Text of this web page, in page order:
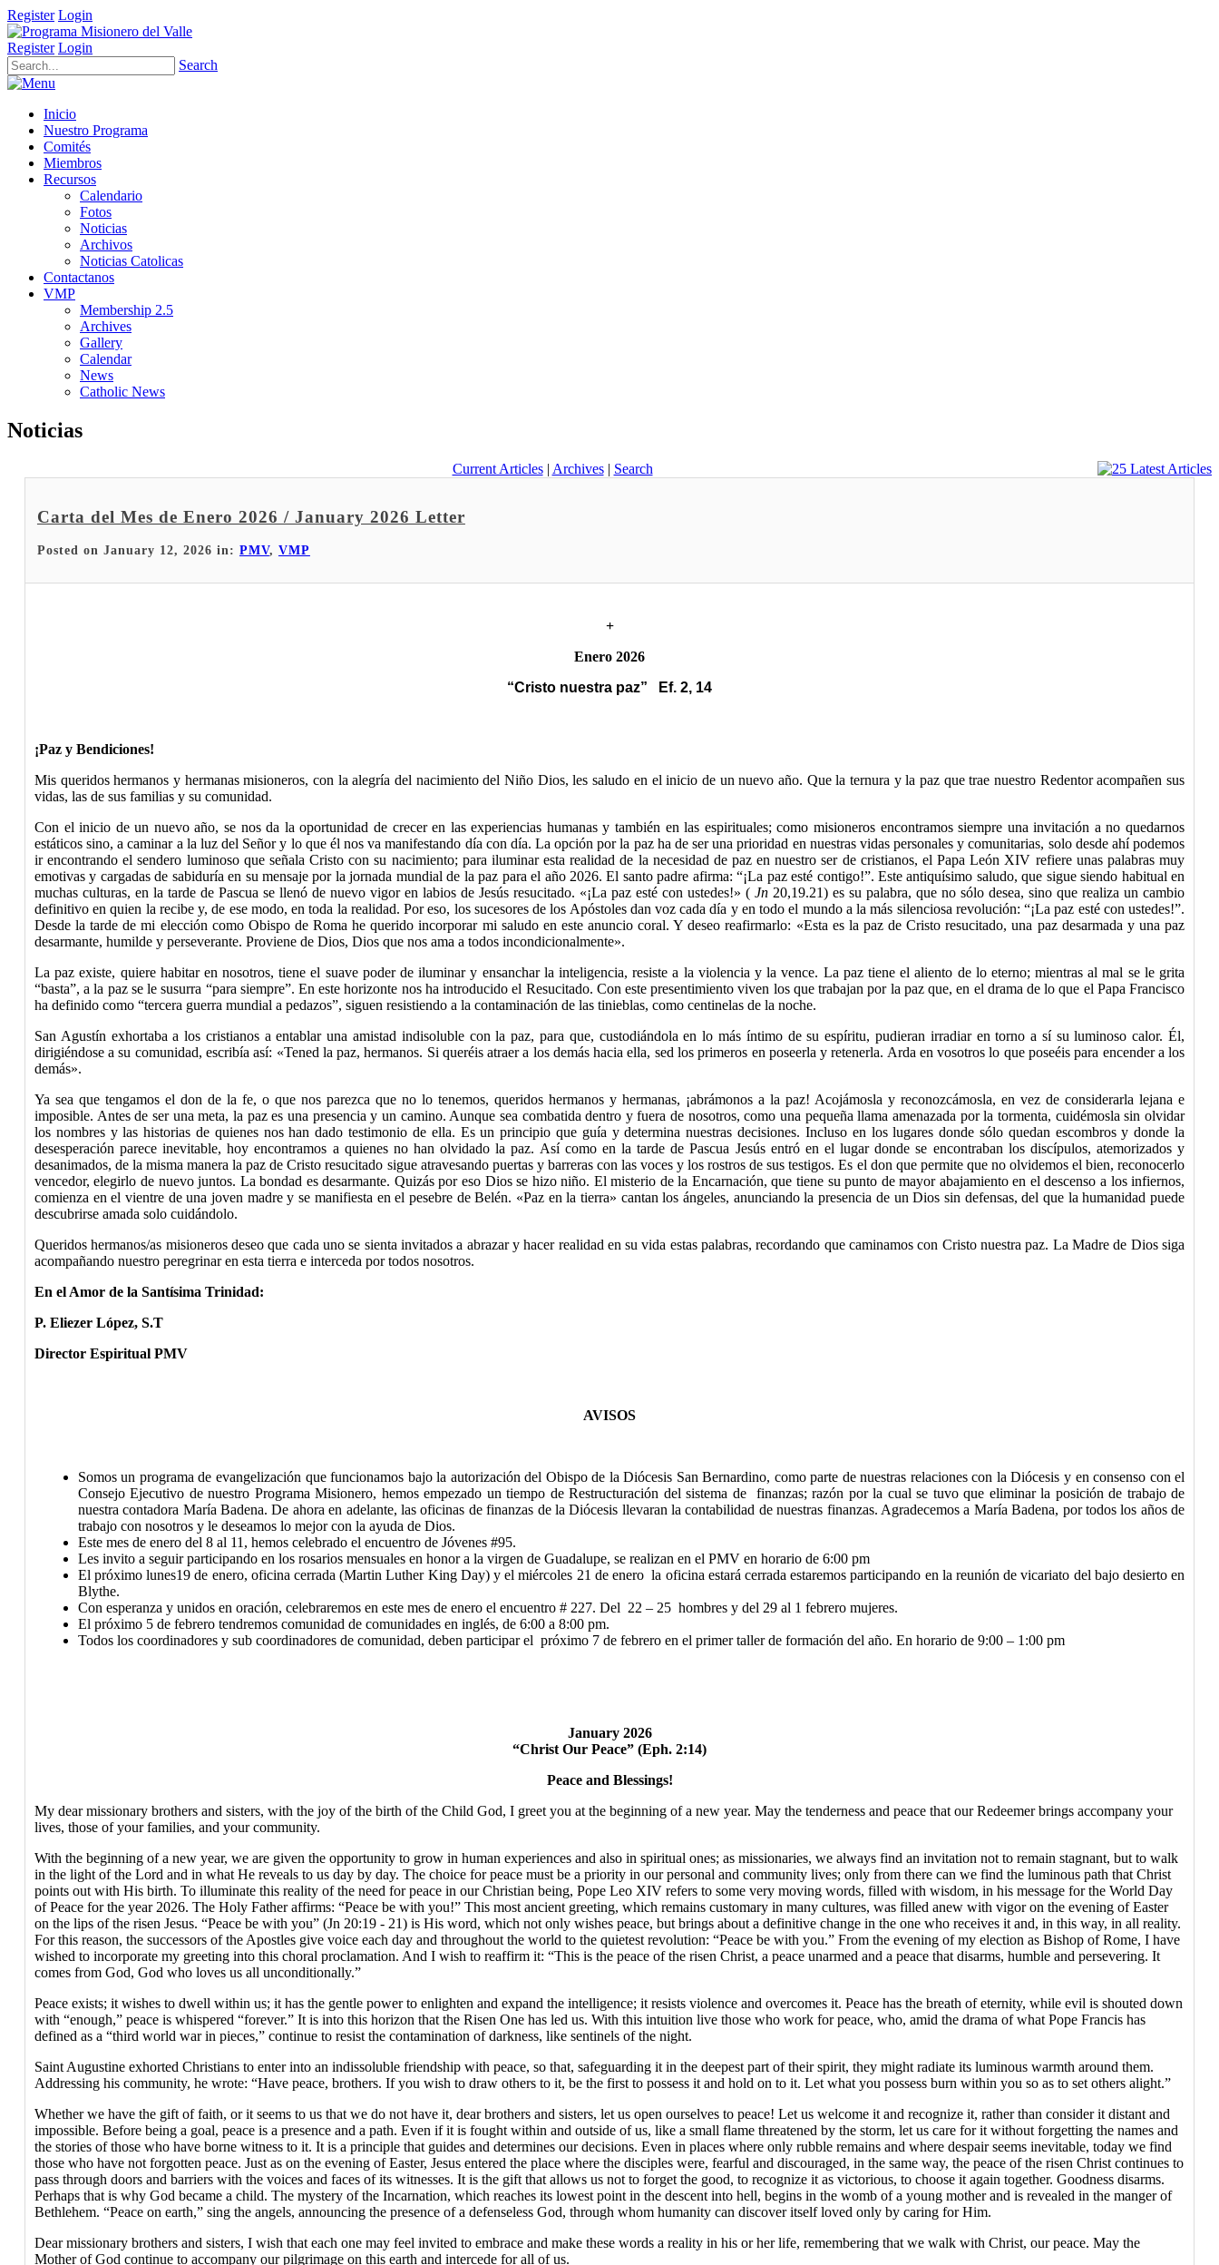
Register Login
Register Login
Search
Inicio
Nuestro Programa
Comités
Miembros
Recursos
Calendario
Fotos
Noticias
Archivos
Noticias Catolicas
Contactanos
VMP
Membership 2.5
Archives
Gallery
Calendar
News
Catholic News
Noticias
Current Articles| Archives| Search
Carta del Mes de Enero 2026 / January 2026 Letter
Posted on January 12, 2026 in: PMV, VMP
+
Enero 2026
“Cristo nuestra paz” Ef. 2, 14
¡Paz y Bendiciones!
Mis queridos hermanos y hermanas misioneros, con la alegría del nacimiento del Niño Dios, les saludo en el inicio de un nuevo año. Que la ternura y la paz que trae nuestro Redentor acompañen sus
vidas, las de sus familias y su comunidad.
Con el inicio de un nuevo año, se nos da la oportunidad de crecer en las experiencias humanas y también en las espirituales; como misioneros encontramos siempre una invitación a no quedarnos
estáticos sino, a caminar a la luz del Señor y lo que él nos va manifestando día con día. La opción por la paz ha de ser una prioridad en nuestras vidas personales y comunitarias, solo desde ahí podemos
ir encontrando el sendero luminoso que señala Cristo con su nacimiento; para iluminar esta realidad de la necesidad de paz en nuestro ser de cristianos, el Papa León XIV refiere unas palabras muy
emotivas y cargadas de sabiduría en su mensaje por la jornada mundialde la paz para el año 2026. El santo padre afirma: “¡La paz esté contigo!”. Este antiquísimo saludo, que sigue siendo habitual en
muchas culturas, en la tarde de Pascua se llenó de nuevo vigor en labios de Jesús resucitado. «¡La paz esté con ustedes!» (Jn 20,19.21) es su palabra, que no sólo desea, sino que realiza un cambio
definitivo en quien la recibe y, de ese modo, en toda la realidad. Por eso, los sucesores de los Apóstoles dan voz cada día y en todo el mundo a la más silenciosa revolución:“¡La paz esté con ustedes!”.
Desde la tarde de mi elección como Obispo de Roma he querido incorporar mi saludo en este anuncio coral. Y deseo reafirmarlo: «Esta es la paz de Cristo resucitado, una paz desarmada y una paz
desarmante, humilde y perseverante. Proviene de Dios, Dios que nos ama a todos incondicionalmente».
La paz existe, quiere habitar en nosotros, tiene el suave poder de iluminar y ensanchar la inteligencia, resiste a la violencia y la vence. La paz tiene el aliento de lo eterno; mientras al mal se le grita
“basta”, a la paz se le susurra “para siempre”. En este horizonte nos ha introducido el Resucitado. Con este presentimiento viven los que trabajan por la paz que, en el drama de lo que el Papa Francisco
ha definido como “tercera guerra mundial a pedazos”, siguen resistiendo a la contaminación de las tinieblas, como centinelas de la noche.
San Agustín exhortaba a los cristianos a entablar una amistad indisoluble con la paz, para que, custodiándola en lo más íntimo de su espíritu, pudieran irradiar en torno a sí su luminoso calor. Él,
dirigiéndose a su comunidad, escribía así: «Tened la paz, hermanos. Si queréis atraer a los demás hacia ella, sed los primeros en poseerla y retenerla. Arda en vosotros lo que poseéis para encender a los
demás».
Ya sea que tengamos el don de la fe, o que nos parezca que no lo tenemos, queridos hermanos y hermanas, ¡abrámonos a la paz! Acojámosla y reconozcámosla, en vez de considerarla lejana e
imposible. Antes de ser una meta, la paz es una presencia y un camino. Aunque sea combatida dentro y fuera de nosotros, como una pequeña llama amenazada por la tormenta, cuidémosla sin olvidar
los nombres y las historias de quienes nos han dado testimonio de ella. Es un principio que guía y determina nuestras decisiones. Incluso en los lugares donde sólo quedan escombros y donde la
desesperación parece inevitable, hoy encontramos a quienes no han olvidado la paz. Así como en la tarde de Pascua Jesús entró en el lugar donde se encontraban los discípulos, atemorizados y
desanimados, de la misma manera la paz de Cristo resucitado sigue atravesando puertas y barreras con las voces y los rostros de sus testigos. Es el don que permite que no olvidemos el bien, reconocerlo
vencedor, elegirlo de nuevo juntos. La bondad es desarmante. Quizás por eso Dios se hizo niño. El misterio de la Encarnación, que tiene su punto de mayor abajamiento en el descenso a los infiernos,
comienza en el vientre de una joven madre y se manifiesta en el pesebre de Belén. «Paz en la tierra» cantan los ángeles, anunciando la presencia de un Dios sin defensas, del que la humanidad puede
descubrirse amada solo cuidándolo.
Queridos hermanos/as misioneros deseo que cada uno se sienta invitados a abrazar y hacer realidad en su vida estas palabras, recordando que caminamos con Cristo nuestra paz. La Madre de Dios siga
acompañando nuestro peregrinar en esta tierra e interceda por todos nosotros.
En el Amor de la Santísima Trinidad:
P. Eliezer López, S.T
Director Espiritual PMV
AVISOS
Somos un programa de evangelización que funcionamos bajo la autorización del Obispo de laDiócesis San Bernardino, como parte de nuestras relaciones con laDiócesis y en consenso con el
Consejo Ejecutivo de nuestro Programa Misionero, hemos empezado un tiempo de Restructuración del sistema de finanzas; razón por la cual se tuvo que eliminar la posición de trabajo de
nuestra contadora María Badena. De ahora en adelante, las oficinas de finanzas de laDiócesis llevaran la contabilidad de nuestras finanzas. Agradecemos a María Badena, por todos los años de
trabajo con nosotros y le deseamos lo mejor con la ayuda de Dios.
Este mes de enero del 8 al 11, hemos celebrado el encuentro de Jóvenes #95.
Les invito a seguir participando en los rosarios mensuales en honor a la virgen de Guadalupe, se realizan en el PMV en horario de 6:00 pm
El próximo lunes19 de enero, oficina cerrada (Martin Luther King Day) y el miércoles 21 de enero la oficina estará cerrada estaremos participando en la reunión de vicariato del bajo desierto en
Blythe.
Con esperanza y unidos en oración, celebraremos en este mes de enero el encuentro # 227. Del 22 – 25 hombres y del 29 al 1 febrero mujeres.
El próximo 5 de febrero tendremos comunidad de comunidades en inglés, de 6:00 a 8:00 pm.
Todos los coordinadores y sub coordinadores de comunidad, deben participar el próximo 7 de febrero en el primer taller de formación del año. En horario de 9:00 – 1:00 pm
January 2026
“Christ Our Peace” (Eph. 2:14)
Peace and Blessings!
My dear missionary brothers and sisters, with the joy of the birth of the Child God, I greet you at the beginning of a new year. May the tenderness and peace that our Redeemer brings accompany your
lives, those of your families, and your community.
With the beginning of a new year, we are given the opportunity to grow in human experiences and also in spiritual ones; as missionaries, we always find an invitation not to remain stagnant, but to walk
in the light of the Lord and in what He reveals to us day by day. The choice for peace must be a priority in our personal and community lives; only from there can we find the luminous path that Christ
points out with His birth. To illuminate this reality of the need for peace in our Christian being, Pope Leo XIV refers to some very moving words, filled with wisdom, in his message for the World Day
of Peace for the year 2026. The Holy Father affirms: “Peace be with you!” This most ancient greeting, which remains customary in many cultures, was filled anew with vigor on the evening of Easter
on the lips of the risen Jesus. “Peace be with you” (Jn 20:19 - 21) is His word, which not only wishes peace, but brings about a definitive change in the one who receives it and, in this way, in all reality.
For this reason, the successors of the Apostles give voice each day and throughout the world to the quietest revolution: “Peace be with you.” From the evening of my election as Bishop of Rome, I have
wished to incorporate my greeting into this choral proclamation. And I wish to reaffirm it: “This is the peace of the risen Christ, a peace unarmed and a peace that disarms, humble and persevering. It
comes from God, God who loves us all unconditionally.”
Peace exists; it wishes to dwell within us; it has the gentle power to enlighten and expand the intelligence; it resists violence and overcomes it. Peace has the breath of eternity, while evil is shouted down
with “enough,” peace is whispered “forever.” It is into this horizon that the Risen One has led us. With this intuition live those who work for peace, who, amid the drama of what Pope Francis has
defined as a “third world war in pieces,” continue to resist the contamination of darkness, like sentinels of the night.
Saint Augustine exhorted Christians to enter into an indissoluble friendship with peace, so that, safeguarding it in the deepest part of their spirit, they might radiate its luminous warmth around them.
Addressing his community, he wrote: “Have peace, brothers. If you wish to draw others to it, be the first to possess it and hold on to it. Let what you possess burn within you so as to set others alight.”
Whether we have the gift of faith, or it seems to us that we do not have it, dear brothers and sisters, let us open ourselves to peace! Let us welcome it and recognize it, rather than consider it distant and
impossible. Before being a goal, peace is a presence and a path. Even if it is fought within and outside of us, like a small flame threatened by the storm, let us care for it without forgetting the names and
the stories of those who have borne witness to it. It is a principle that guides and determines our decisions. Even in places where only rubble remains and where despair seems inevitable, today we find
those who have not forgotten peace. Just as on the evening of Easter, Jesus entered the place where the disciples were, fearful and discouraged, in the same way, the peace of the risen Christ continues to
pass through doors and barriers with the voices and faces of its witnesses. It is the gift that allows us not to forget the good, to recognize it as victorious, to choose it again together. Goodness disarms.
Perhaps that is why God became a child. The mystery of the Incarnation, which reaches its lowest point in the descent into hell, begins in the womb of a young mother and is revealed in the manger of
Bethlehem. “Peace on earth,” sing the angels, announcing the presence of a defenseless God, through whom humanity can discover itself loved only by caring for Him.
Dear missionary brothers and sisters, I wish that each one may feel invited to embrace and make these words a reality in his or her life, remembering that we walk with Christ, our peace. May the
Mother of God continue to accompany our pilgrimage on this earth and intercede for all of us.